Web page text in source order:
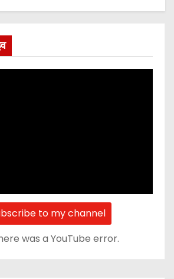
to my channel
was a YouTube error.